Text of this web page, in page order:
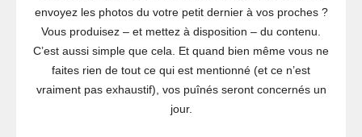
envoyez les photos du votre petit dernier à vos proches ?
Vous produisez – et mettez à disposition – du contenu.
C’est aussi simple que cela. Et quand bien même vous ne
faites rien de tout ce qui est mentionné (et ce n’est
vraiment pas exhaustif), vos puînés seront concernés un
jour.